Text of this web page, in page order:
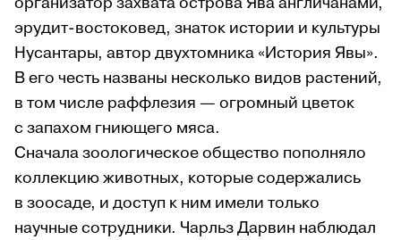
эрудит-востоковед, знаток истории и культуры
Нусантары, автор двухтомника «История Явы».
В его честь названы несколько видов растений,
в том числе раффлезия — огромный цветок
с запахом гниющего мяса.
Сначала зоологическое общество пополняло
коллекцию животных, которые содержались
в зоосаде, и доступ к ним имели только
научные сотрудники. Чарльз Дарвин наблюдал